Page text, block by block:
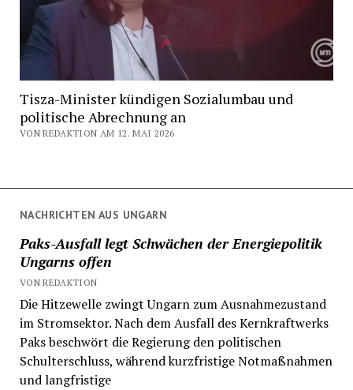
NACHRICHTEN AUS UNGARN
Paks-Ausfall legt Schwächen der Energiepolitik
Ungarns offen
VON REDAKTION
Die Hitzewelle zwingt Ungarn zum Ausnahmezustand
im Stromsektor. Nach dem Ausfall des Kernkraftwerks
Paks beschwört die Regierung den politischen
Schulterschluss, während kurzfristige Notmaßnahmen
und langfristige
Tisza-Minister kündigen Sozialumbau und
politische Abrechnung an
VON REDAKTION AM 12. MAI 2026